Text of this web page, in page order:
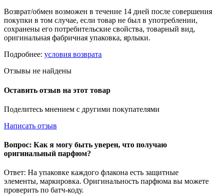
Возврат/обмен возможен в течение 14 дней после совершения
покупки в том случае, если товар не был в употреблении,
сохранены его потребительские свойства, товарный вид,
оригинальная фабричная упаковка, ярлыки.
Подробнее: условия возврата
Отзывы не найдены
Оставить отзыв на этот товар
Поделитесь мнением с другими покупателями
Написать отзыв
Вопрос: Как я могу быть уверен, что получаю
оригинальный парфюм?
Ответ: На упаковке каждого флакона есть защитные
элементы, маркировка. Оригинальность парфюма вы можете
проверить по батч-коду.